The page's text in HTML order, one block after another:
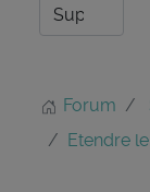
Forum
Etendre le